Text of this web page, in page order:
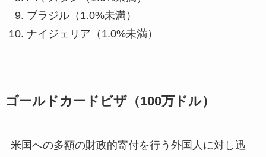
ブラジル（1.0%未満）
ナイジェリア（1.0%未満）
ゴールドカードビザ（100万ドル）
米国への多額の財政的寄付を行う外国人に対し迅